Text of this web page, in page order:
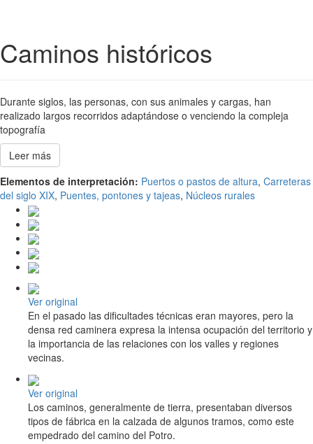
Caminos históricos
Durante siglos, las personas, con sus animales y cargas, han
realizado largos recorridos adaptándose o venciendo la compleja
topografía
Leer más
Elementos de interpretación: Puertos o pastos de altura, Carreteras
del siglo XIX, Puentes, pontones y tajeas, Núcleos rurales
Ver original
En el pasado las dificultades técnicas eran mayores, pero la
densa red caminera expresa la intensa ocupación del territorio y
la importancia de las relaciones con los valles y regiones
vecinas.
Ver original
Los caminos, generalmente de tierra, presentaban diversos
tipos de fábrica en la calzada de algunos tramos, como este
empedrado del camino del Potro.